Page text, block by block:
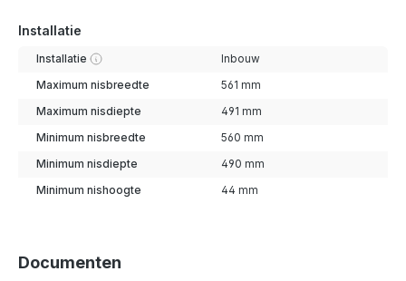
Installatie
Installatie Inbouw
Maximum nisbreedte 561 mm
Maximum nisdiepte 491 mm
Minimum nisbreedte 560 mm
Minimum nisdiepte 490 mm
Minimum nishoogte 44 mm
Documenten